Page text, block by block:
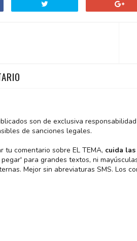
son de exclusiva
de sanciones legales.
tu comentario sobre EL TEMA, cuida
para grandes textos, ni
Mejor sin abreviaturas SMS. Los